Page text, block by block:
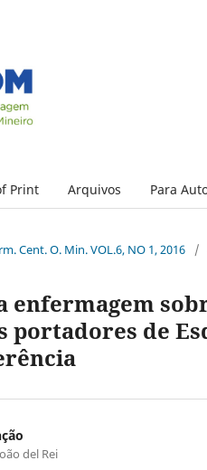
Print Arquivos Para
Cent. O. Min. VOL.6, NO 1, 2016 /
enfermagem
portadores de
del Rei